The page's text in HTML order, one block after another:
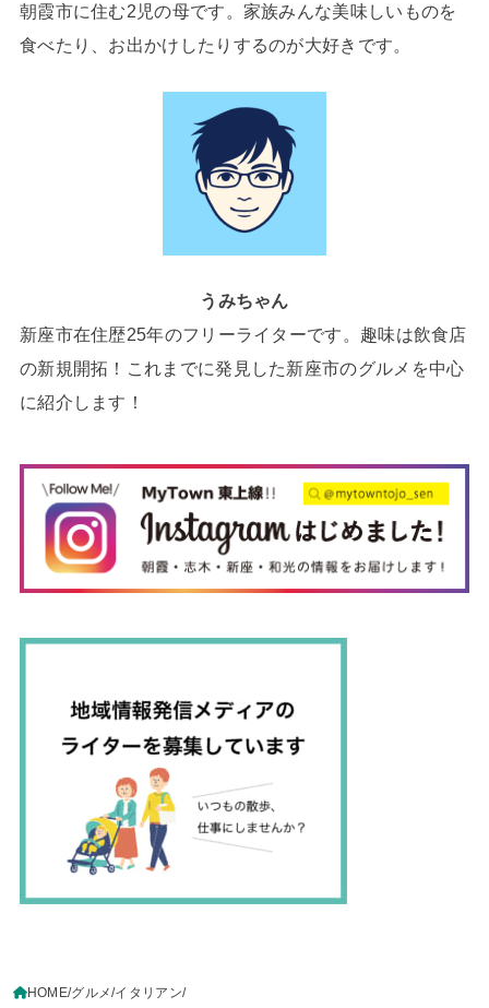
朝霞市に住む2児の母です。家族みんな美味しいものを
食べたり、お出かけしたりするのが大好きです。
うみちゃん
新座市在住歴25年のフリーライターです。趣味は飲食店
の新規開拓！これまでに発見した新座市のグルメを中心
に紹介します！
HOME グルメ イタリアン